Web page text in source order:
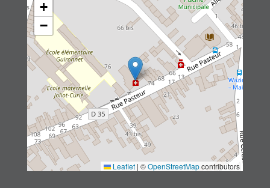
+
−
Leaflet | ©OpenStreetMapcontributors